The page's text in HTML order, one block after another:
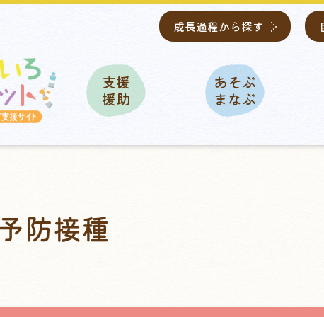
支援
援助
あそぶ
まなぶ
成長過程から探す
防接種